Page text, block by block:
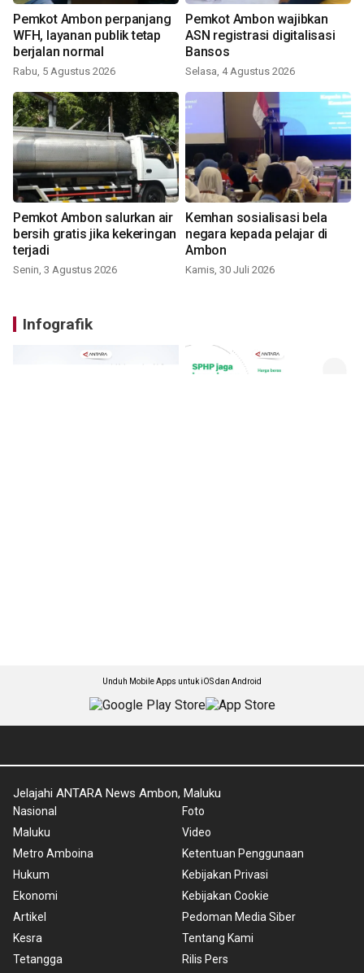
Pemkot Ambon perpanjang
WFH, layanan publik tetap
berjalan normal
Rabu, 5 Agustus 2026
Pemkot Ambon wajibkan
ASN registrasi digitalisasi
Bansos
Selasa, 4 Agustus 2026
Pemkot Ambon salurkan air
bersih gratis jika kekeringan
terjadi
Senin, 3 Agustus 2026
Kemhan sosialisasi bela
negara kepada pelajar di
Ambon
Kamis, 30 Juli 2026
Infografik
Unduh Mobile Apps untuk iOS dan Android
Jelajahi ANTARA News Ambon, Maluku
Nasional
Maluku
Metro Amboina
Hukum
Ekonomi
Artikel
Kesra
Tetangga
Foto
Video
Ketentuan Penggunaan
Kebijakan Privasi
Kebijakan Cookie
Pedoman Media Siber
Tentang Kami
Rilis Pers